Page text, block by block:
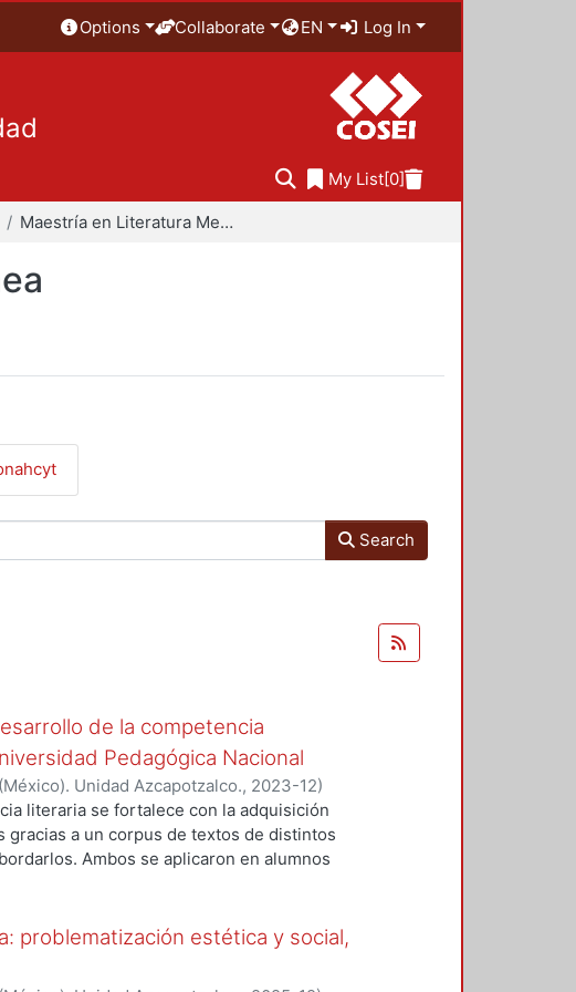
Options Collaborate EN Log In
My List[0]
Maestría en Literatura Mexicana Contemporánea
Search
de la competencia
Pedagógica Nacional
Unidad Azcapotzalco., 2023-12)
literaria se fortalece con la adquisición
a un corpus de textos de distintos
Ambos se aplicaron en alumnos
2021-2 y 2022-1. El propósito era
durante el curso para fortalecer su
ellos pueden llegar a ser profesores de
del corpus y el diseño de las
problematización estética y social,